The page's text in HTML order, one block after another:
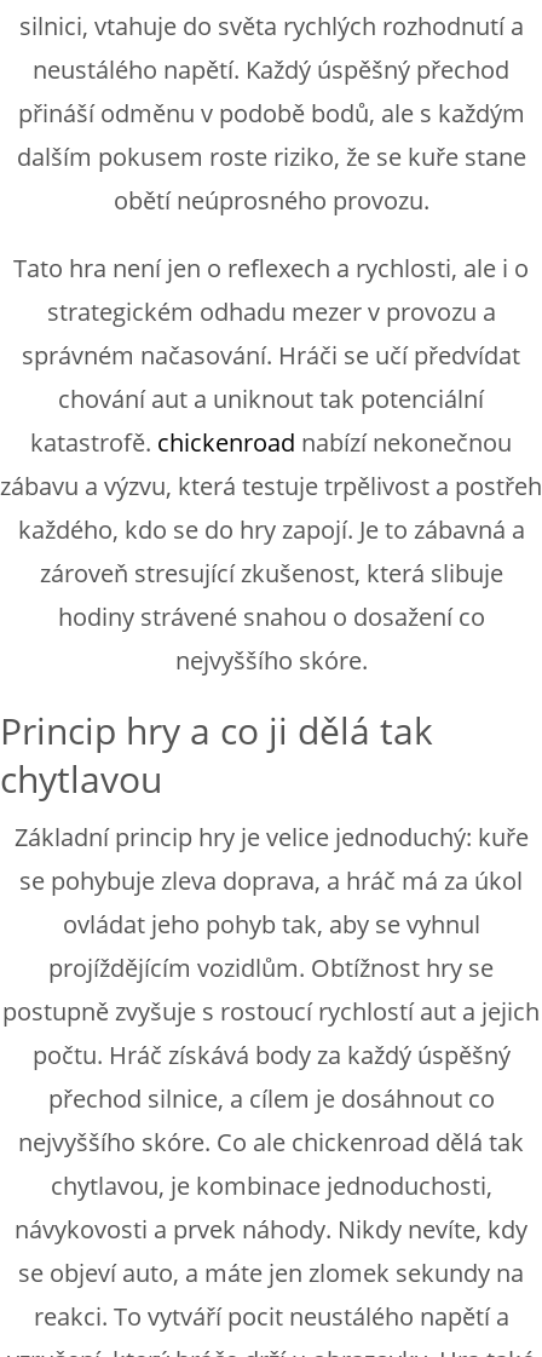
silnici, vtahuje do světa rychlých rozhodnutí a
neustálého napětí. Každý úspěšný přechod
přináší odměnu v podobě bodů, ale s každým
dalším pokusem roste riziko, že se kuře stane
obětí neúprosného provozu.
Tato hra není jen o reflexech a rychlosti, ale i o
strategickém odhadu mezer v provozu a
správném načasování. Hráči se učí předvídat
chování aut a uniknout tak potenciální
katastrofě. chickenroad nabízí nekonečnou
zábavu a výzvu, která testuje trpělivost a postřeh
každého, kdo se do hry zapojí. Je to zábavná a
zároveň stresující zkušenost, která slibuje
hodiny strávené snahou o dosažení co
nejvyššího skóre.
Princip hry a co ji dělá tak
chytlavou
Základní princip hry je velice jednoduchý: kuře
se pohybuje zleva doprava, a hráč má za úkol
ovládat jeho pohyb tak, aby se vyhnul
projíždějícím vozidlům. Obtížnost hry se
postupně zvyšuje s rostoucí rychlostí aut a jejich
počtu. Hráč získává body za každý úspěšný
přechod silnice, a cílem je dosáhnout co
nejvyššího skóre. Co ale chickenroad dělá tak
chytlavou, je kombinace jednoduchosti,
návykovosti a prvek náhody. Nikdy nevíte, kdy
se objeví auto, a máte jen zlomek sekundy na
reakci. To vytváří pocit neustálého napětí a